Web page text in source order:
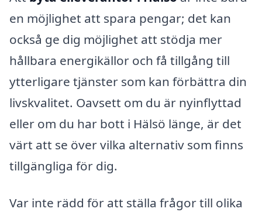
en möjlighet att spara pengar; det kan
också ge dig möjlighet att stödja mer
hållbara energikällor och få tillgång till
ytterligare tjänster som kan förbättra din
livskvalitet. Oavsett om du är nyinflyttad
eller om du har bott i Hälsö länge, är det
värt att se över vilka alternativ som finns
tillgängliga för dig.
Var inte rädd för att ställa frågor till olika